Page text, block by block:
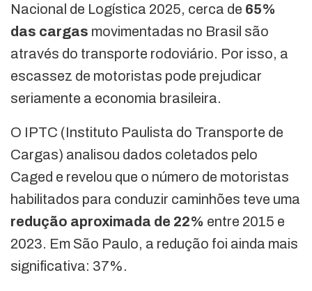
Nacional de Logística 2025, cerca de 65%
das cargas movimentadas no Brasil são
através do transporte rodoviário. Por isso, a
escassez de motoristas pode prejudicar
seriamente a economia brasileira.
O IPTC (Instituto Paulista do Transporte de
Cargas) analisou dados coletados pelo
Caged e revelou que o número de motoristas
habilitados para conduzir caminhões teve uma
redução aproximada de 22% entre 2015 e
2023. Em São Paulo, a redução foi ainda mais
significativa: 37%.